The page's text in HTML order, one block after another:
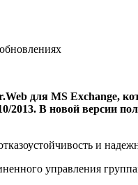
для MS Exchange,
2013. В новой версии
и
управления